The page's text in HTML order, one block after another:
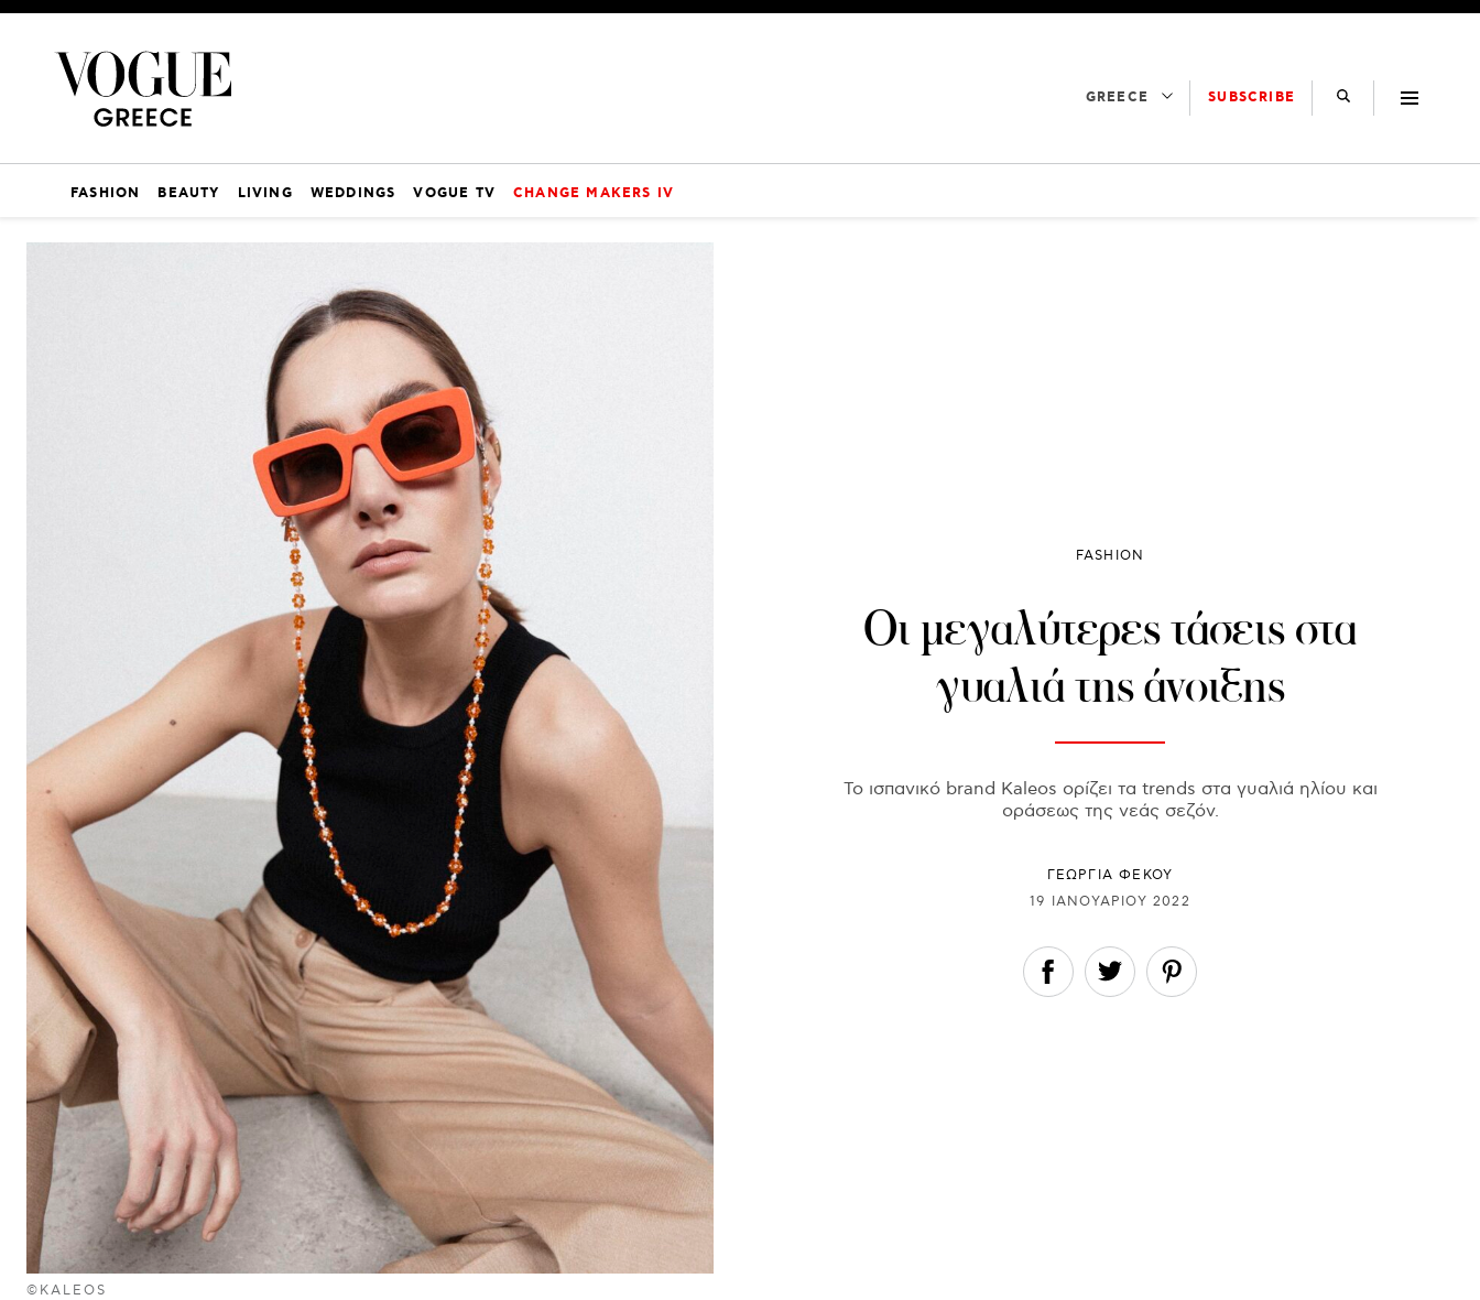
GREECE SUBSCRIBE
FASHION BEAUTY LIVING WEDDINGS VOGUE TV CHANGE MAKERS IV
©KALEOS
FASHION
Οι μεγαλύτερες τάσεις στα
γυαλιά της άνοιξης
Το ισπανικό brand Kaleos ορίζει τα trends στα γυαλιά ηλίου και
οράσεως της νεάς σεζόν.
ΓΕΩΡΓΙΑ ΦΕΚΟΥ
19 ΙΑΝΟΥΑΡΊΟΥ 2022